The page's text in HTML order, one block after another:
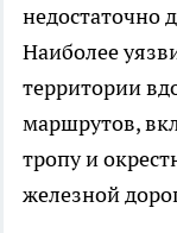
недостаточно
Наиболее
территории
маршрутов,
тропу и
железной